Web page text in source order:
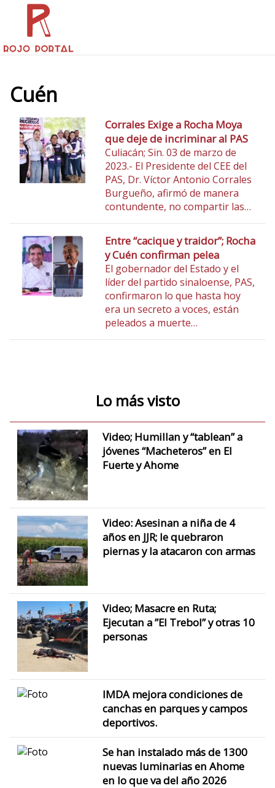
Cuén
Corrales Exige a Rocha Moya
que deje de incriminar al PAS
Culiacán; Sin. 03 de marzo de
2023.- El Presidente del CEE del
PAS, Dr. Víctor Antonio Corrales
Burgueño, afirmó de manera
contundente, no compartir las…
Entre “cacique y traidor”; Rocha
y Cuén confirman pelea
El gobernador del Estado y el
líder del partido sinaloense, PAS,
confirmaron lo que hasta hoy
era un secreto a voces, están
peleados a muerte…
Lo más visto
Video; Humillan y “tablean” a
jóvenes “Macheteros” en El
Fuerte y Ahome
Video: Asesinan a niña de 4
años en JJR; le quebraron
piernas y la atacaron con armas
Video; Masacre en Ruta;
Ejecutan a ”El Trebol” y otras 10
personas
IMDA mejora condiciones de
canchas en parques y campos
deportivos.
Se han instalado más de 1300
nuevas luminarias en Ahome
en lo que va del año 2026